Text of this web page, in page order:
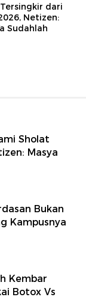
dari
Netizen:
Sudahlah
Sholat
Masya
Bukan
Kampusnya
Kembar
Botox Vs